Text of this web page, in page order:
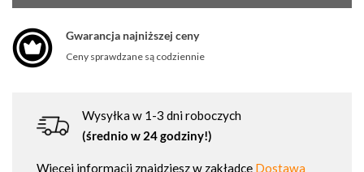
Gwarancja najniższej ceny
Ceny sprawdzane są codziennie
Wysyłka w 1-3 dni roboczych
(średnio w 24 godziny!)
Więcej informacji znajdziesz w zakładce Dostawa